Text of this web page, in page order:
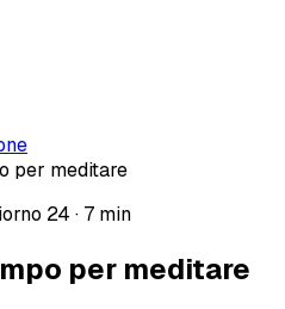
per meditare
24 · 7 min
per meditare